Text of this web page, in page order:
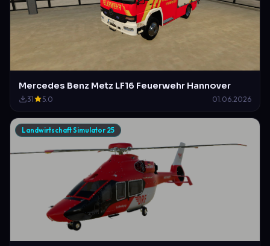
Mercedes Benz Metz LF16 Feuerwehr Hannover
31 5.0 01.06.2026
Landwirtschaft Simulator 25